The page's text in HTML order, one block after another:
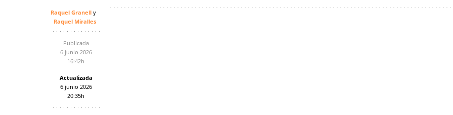
Raquel Granell
Raquel Miralles
Publicada
6 junio 2026
16:42h
Actualizada
6 junio 2026
20:35h